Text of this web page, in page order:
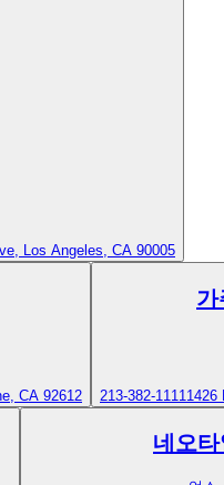
Los Angeles, CA 90005
CA 92612
가
213-382-1111 1426
네오